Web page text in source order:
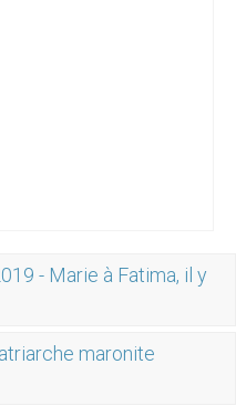
- Marie à Fatima, il y
maronite